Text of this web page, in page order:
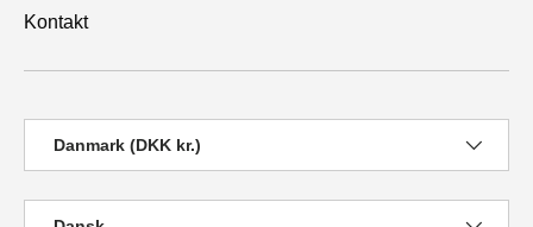
Kontakt
Danmark (DKK kr.)